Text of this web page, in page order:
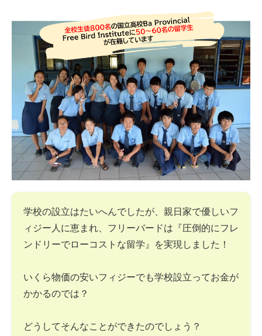
学校の設立はたいへんでしたが、親日家で優しいフ
ィジー人に恵まれ、フリーバードは『圧倒的にフレ
ンドリーでローコストな留学』を実現しました！
いくら物価の安いフィジーでも学校設立ってお金が
かかるのでは？
どうしてそんなことができたのでしょう？